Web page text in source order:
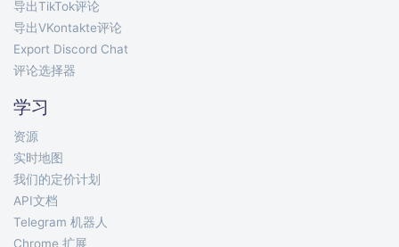
导出TikTok评论
导出VKontakte评论
Export Discord Chat
评论选择器
学习
资源
实时地图
我们的定价计划
API文档
Telegram 机器人
Chrome 扩展